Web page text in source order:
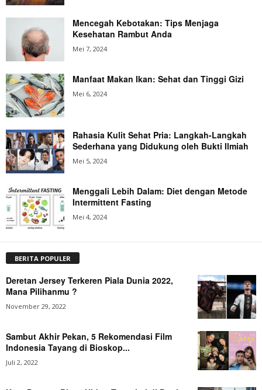
Mencegah Kebotakan: Tips Menjaga
Kesehatan Rambut Anda
Mei 7, 2024
Manfaat Makan Ikan: Sehat dan Tinggi Gizi
Mei 6, 2024
Rahasia Kulit Sehat Pria: Langkah-Langkah
Sederhana yang Didukung oleh Bukti Ilmiah
Mei 5, 2024
Menggali Lebih Dalam: Diet dengan Metode
Intermittent Fasting
Mei 4, 2024
BERITA POPULER
Deretan Jersey Terkeren Piala Dunia 2022,
Mana Pilihanmu ?
November 29, 2022
Sambut Akhir Pekan, 5 Rekomendasi Film
Indonesia Tayang di Bioskop...
Juli 2, 2022